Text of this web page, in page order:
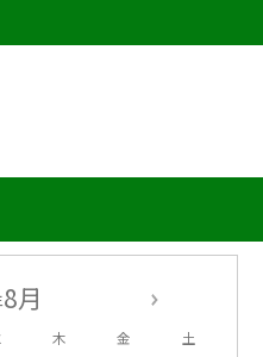
8月
木 金 土